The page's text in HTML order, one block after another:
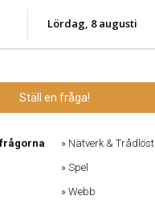
lördag, 8 augusti
Ställ en fråga!
Nätverk & Trådlöst
Spel
Webb